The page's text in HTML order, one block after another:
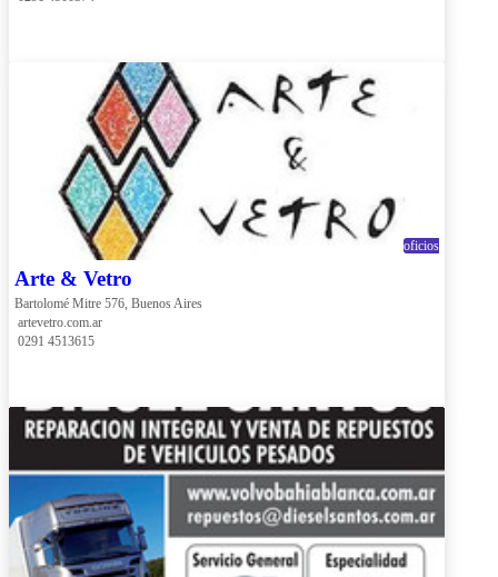
oficios
Arte & Vetro
Bartolomé Mitre 576, Buenos Aires
artevetro.com.ar
0291 4513615